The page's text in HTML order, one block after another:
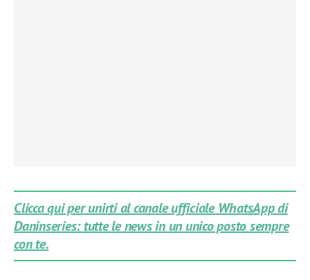
Clicca qui per unirti al canale ufficiale WhatsApp di
Daninseries: tutte le news in un unico posto sempre
con te.